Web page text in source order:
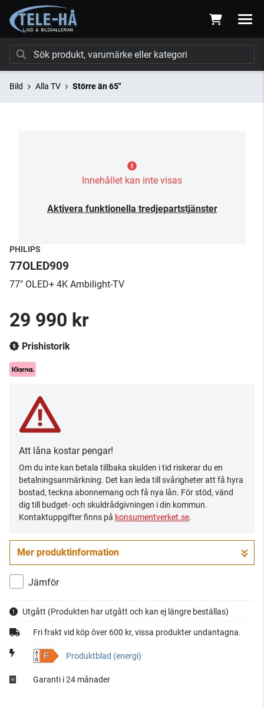
Bild Alla TV Större än 65"
Innehållet kan inte visas
Aktivera funktionella tredjepartstjänster
PHILIPS
77OLED909
77" OLED+ 4K Ambilight-TV
29 990 kr
Prishistorik
Att låna kostar pengar!
Om du inte kan betala tillbaka skulden i tid riskerar du en
betalningsanmärkning. Det kan leda till svårigheter att få hyra
bostad, teckna abonnemang och få nya lån. För stöd, vänd
dig till budget- och skuldrådgivningen i din kommun.
Kontaktuppgifter finns på konsumentverket.se.
Mer produktinformation
Jämför
Utgått (Produkten har utgått och kan ej längre beställas)
Fri frakt vid köp över 600 kr, vissa produkter undantagna.
F Produktblad (energi)
Garanti i 24 månader